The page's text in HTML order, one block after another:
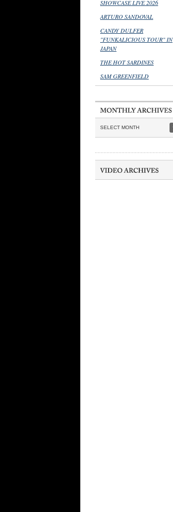
SHOWCASE LIVE 2026
ARTURO SANDOVAL
CANDY DULFER
"FUNKALICIOUS TOUR" IN
JAPAN
THE HOT SARDINES
SAM GREENFIELD
SELECT MONTH